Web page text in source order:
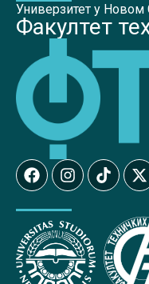
Универзитет у Новом
Факултет